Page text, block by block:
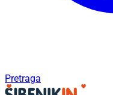
Pretraga